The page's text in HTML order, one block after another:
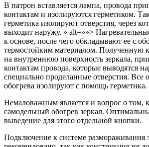
В патрон вставляется лампа, провода
контактам и изолируются герметиком.
герметика изолируют отверстия, через
выходит наружу. » alt=»»>
к основе, после чего обкладывают ее с
термостойким материалом. Полученную
на внутреннюю поверхность зеркала,
контактам провода, которые выводятся
специально проделанные отверстия. Все
обогрева изолируют с помощь герметика.
Немаловажным является и вопрос о том,
самодельный обогрев зеркал.
выведение для этого отдельной кнопки.
Подключение к системе размораживания